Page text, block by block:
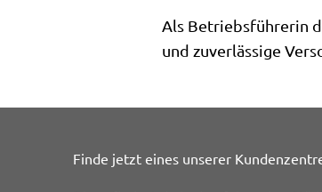
Als Betriebsführerin
und zuverlässige
Finde jetzt eines unserer